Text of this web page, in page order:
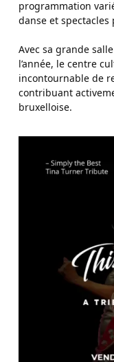
programmation
danse et
Avec sa grande
l’année, le centre
incontournable de
contribuant
bruxelloise.